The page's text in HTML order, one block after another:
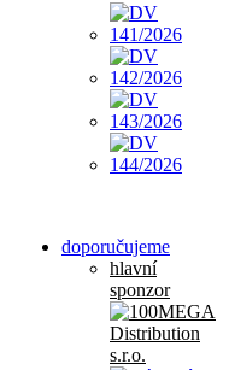
doporučujeme
hlavní
sponzor